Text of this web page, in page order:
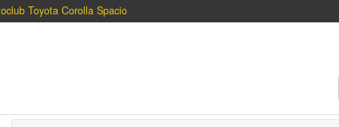
Toyota Corolla Spacio